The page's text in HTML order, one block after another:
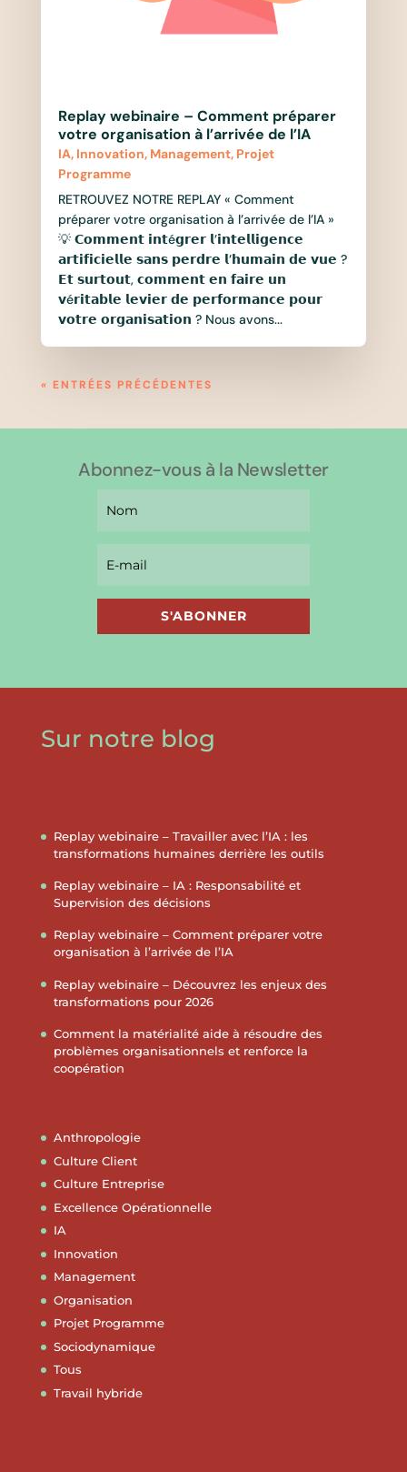
Replay webinaire – Comment préparer
votre organisation à l’arrivée de l’IA
IA, Innovation, Management, Projet
Programme
RETROUVEZ NOTRE REPLAY « Comment
préparer votre organisation à l’arrivée de l’IA »
💡 𝗖𝗼𝗺𝗺𝗲𝗻𝘁 𝗶𝗻𝘁é𝗴𝗿𝗲𝗿 𝗹’𝗶𝗻𝘁𝗲𝗹𝗹𝗶𝗴𝗲𝗻𝗰𝗲
𝗮𝗿𝘁𝗶𝗳𝗶𝗰𝗶𝗲𝗹𝗹𝗲 𝘀𝗮𝗻𝘀 𝗽𝗲𝗿𝗱𝗿𝗲 𝗹’𝗵𝘂𝗺𝗮𝗶𝗻 𝗱𝗲 𝘃𝘂𝗲 ?
𝗘𝘁 𝘀𝘂𝗿𝘁𝗼𝘂𝘁, 𝗰𝗼𝗺𝗺𝗲𝗻𝘁 𝗲𝗻 𝗳𝗮𝗶𝗿𝗲 𝘂𝗻
𝘃é𝗿𝗶𝘁𝗮𝗯𝗹𝗲 𝗹𝗲𝘃𝗶𝗲𝗿 𝗱𝗲 𝗽𝗲𝗿𝗳𝗼𝗿𝗺𝗮𝗻𝗰𝗲 𝗽𝗼𝘂𝗿
𝘃𝗼𝘁𝗿𝗲 𝗼𝗿𝗴𝗮𝗻𝗶𝘀𝗮𝘁𝗶𝗼𝗻 ? Nous avons...
« ENTRÉES PRÉCÉDENTES
Abonnez-vous à la Newsletter
S'ABONNER
Sur notre blog
Replay webinaire – Travailler avec l’IA : les
transformations humaines derrière les outils
Replay webinaire – IA : Responsabilité et
Supervision des décisions
Replay webinaire – Comment préparer votre
organisation à l’arrivée de l’IA
Replay webinaire – Découvrez les enjeux des
transformations pour 2026
Comment la matérialité aide à résoudre des
problèmes organisationnels et renforce la
coopération
Anthropologie
Culture Client
Culture Entreprise
Excellence Opérationnelle
IA
Innovation
Management
Organisation
Projet Programme
Sociodynamique
Tous
Travail hybride